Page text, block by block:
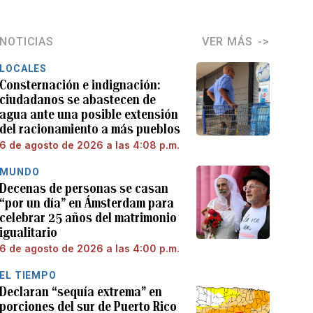
NOTICIAS VER MÁS
LOCALES
Consternación e indignación:
ciudadanos se abastecen de
agua ante una posible extensión
del racionamiento a más pueblos
6 de agosto de 2026 a las 4:08 p.m.
MUNDO
Decenas de personas se casan
“por un día” en Ámsterdam para
celebrar 25 años del matrimonio
igualitario
6 de agosto de 2026 a las 4:00 p.m.
EL TIEMPO
Declaran “sequía extrema” en
porciones del sur de Puerto Rico